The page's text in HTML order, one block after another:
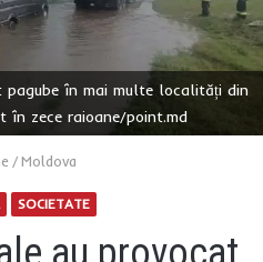
în mai multe localități din
în zece raioane/point.md
/ Moldova
SOCIETATE